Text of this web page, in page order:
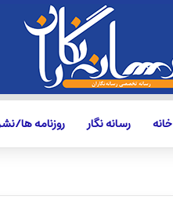
خانه رسانه نگار روزنامه ها/